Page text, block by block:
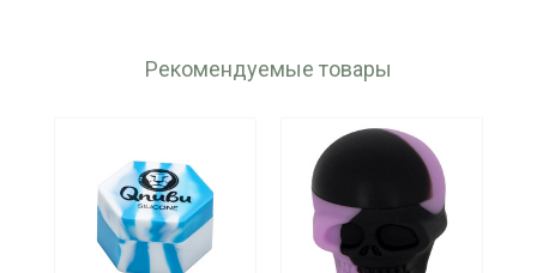
Рекомендуемые товары